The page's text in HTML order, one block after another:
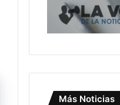
Más Noticias